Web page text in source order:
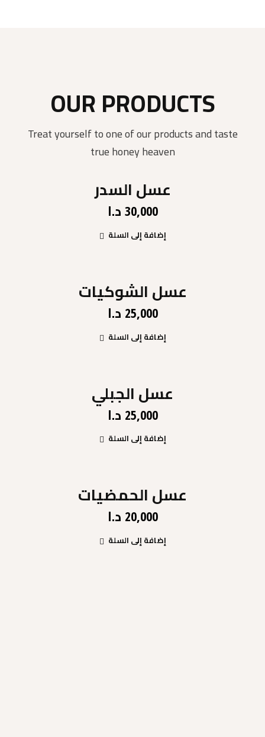
OUR PRODUCTS
Treat yourself to one of our products and taste
true honey heaven
عسل السدر
30,000 د.ا
إضافة إلى السلة
عسل الشوكيات
25,000 د.ا
إضافة إلى السلة
عسل الجبلي
25,000 د.ا
إضافة إلى السلة
عسل الحمضيات
20,000 د.ا
إضافة إلى السلة